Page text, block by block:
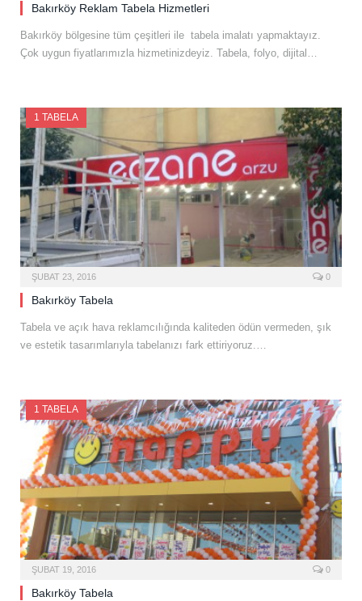
Bakırköy Reklam Tabela Hizmetleri
Bakırköy bölgesine tüm çeşitleri ile tabela imalatı yapmaktayız.
Çok uygun fiyatlarımızla hizmetinizdeyiz. Tabela, folyo, dijital…
1 TABELA
ŞUBAT 23, 2016 0
Bakırköy Tabela
Tabela ve açık hava reklamcılığında kaliteden ödün vermeden, şık
ve estetik tasarımlarıyla tabelanızı fark ettiriyoruz.…
1 TABELA
ŞUBAT 19, 2016 0
Bakırköy Tabela